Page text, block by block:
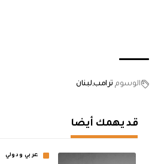
الوسوم ترامب لبنان
قد يهمك أيضا
عربي ودولي